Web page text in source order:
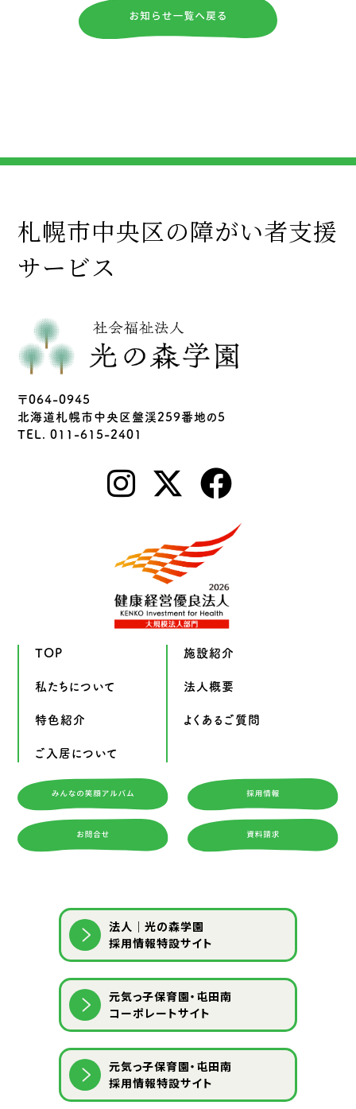
札幌市中央区の障がい者支援
サービス
〒064-0945
北海道札幌市中央区盤渓259番地の5
TEL. 011-615-2401
TOP
私たちについて
特色紹介
ご入居について
施設紹介
法人概要
よくあるご質問
法人｜光の森学園
採用情報特設サイト
元気っ子保育園・屯田南
コーポレートサイト
元気っ子保育園・屯田南
採用情報特設サイト